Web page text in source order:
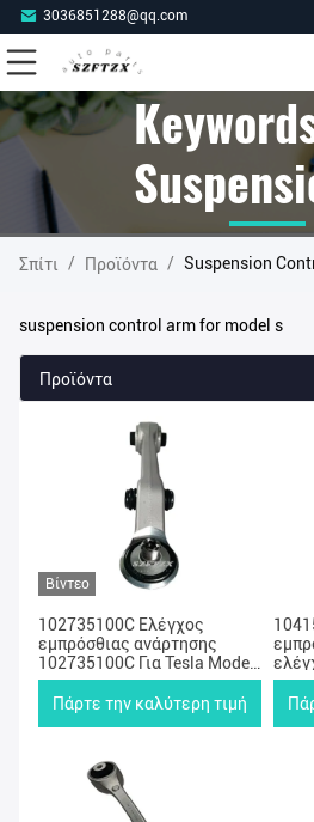
3036851288@qq.com
Control
For Model
Match
Προϊόντα
Σπίτι / Προϊόντα / Suspension
suspension control arm for model s
Προϊόντα
Βίντεο
102735100C Ελέγχος
εμπρόσθιας ανάρτησης
102735100C Για Tesla Model
S Model X 2012-2021
Πάρτε την καλύτερη τιμή